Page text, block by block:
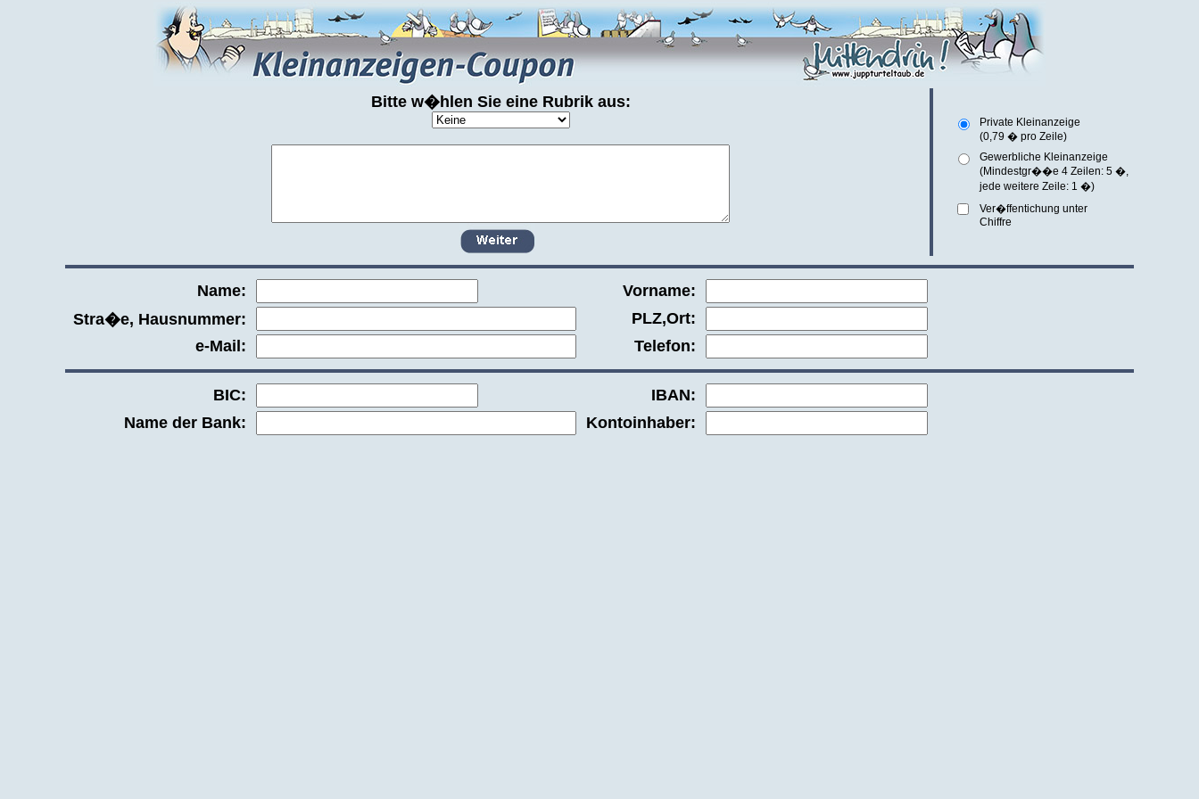
Bitte w�hlen Sie eine Rubrik aus:
Private Kleinanzeige
(0,79 � pro Zeile)
Gewerbliche Kleinanzeige
(Mindestgr��e 4 Zeilen: 5 �,
jede weitere Zeile: 1 �)
Ver�ffentichung unter
Chiffre
Name:
Vorname:
Stra�e, Hausnummer:
PLZ,Ort:
e-Mail:
Telefon:
BIC:
IBAN:
Name der Bank:
Kontoinhaber: